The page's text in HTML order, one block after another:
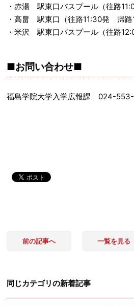
・赤湯 駅東口バスプール（往路
・高畠 駅東口（往路11:30発 帰路
・米沢 駅東口バスプール（往路
■お問い合わせ■
福島学院大学入学広報課 024-
前の記事へ 一覧を見る
同じカテゴリの新着記事